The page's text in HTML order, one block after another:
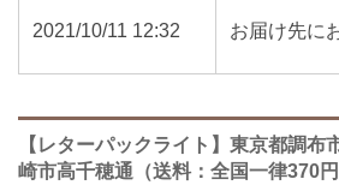
2021/10/11 12:32 お届け先に
【レターパックライト】東京都調布
崎市高千穂通（送料：全国一律370円